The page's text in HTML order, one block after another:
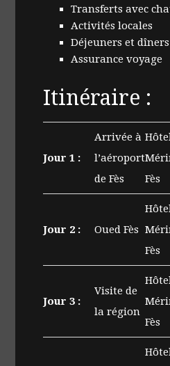
Transferts avec
Activités locales
Déjeuners et dîners
Assurance voyage
Itinéraire :
Jour 1 :
Arrivée à
l’aéroport
de Fès
Fès
Jour 2 : Oued Fès
Fès
Jour 3 :
Visite de
la région
Fès